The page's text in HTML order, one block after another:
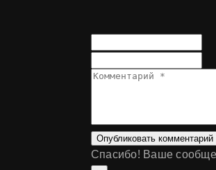
Опубликовать комментарий
Спасибо! Ваше